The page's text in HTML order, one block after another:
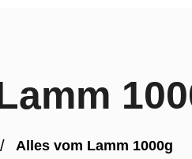
/ Alles vom Lamm 1000g